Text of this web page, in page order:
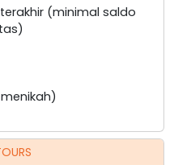
(minimal saldo